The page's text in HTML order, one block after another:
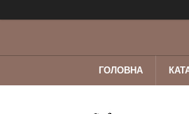
ГОЛОВНА